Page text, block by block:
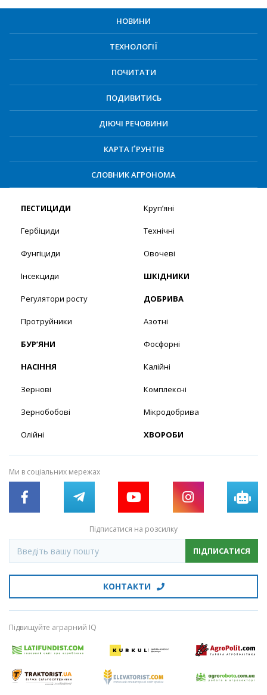
НОВИНИ
ТЕХНОЛОГІЇ
ПОЧИТАТИ
ПОДИВИТИСЬ
ДІЮЧІ РЕЧОВИНИ
КАРТА ҐРУНТІВ
СЛОВНИК АГРОНОМА
ПЕСТИЦИДИ
Гербіциди
Фунгіциди
Інсекциди
Регулятори росту
Протруйники
БУР’ЯНИ
НАСІННЯ
Зернові
Зернобобові
Олійні
Круп’яні
Технічні
Овочеві
ШКІДНИКИ
ДОБРИВА
Азотні
Фосфорні
Калійні
Комплексні
Мікродобрива
ХВОРОБИ
Ми в соціальних мережах
Підписатися на розсилку
ПІДПИСАТИСЯ
КОНТАКТИ
Підвищуйте аграрний IQ